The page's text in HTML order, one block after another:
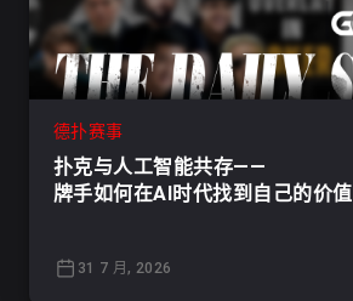
德扑赛事
扑克与人工智能共存——
牌手如何在AI时代找到自己的价值
31 7 月, 2026